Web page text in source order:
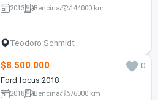
2013 Bencina 144000 km
Teodoro Schmidt
$8.500.000
0
Ford focus 2018
2018 Bencina 76000 km